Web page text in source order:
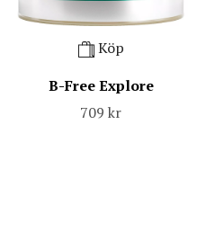
Köp
B-Free Explore
709 kr